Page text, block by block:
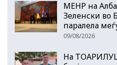
МЕНР на
Зеленски во
паралела
09/08/2026
На